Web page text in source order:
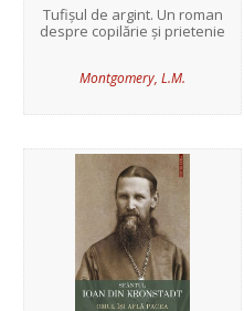
Tufișul de argint. Un roman
despre copilărie și prietenie
Montgomery, L.M.